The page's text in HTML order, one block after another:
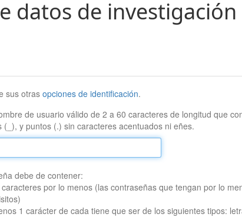
datos de
sus otrasopciones de identificación.
de usuario válido de 2 a 60 caracteres de longitud que
(_), y puntos (.) sin caracteres acentuados ni eñes.
debe de contener:
caracteres por lo menos (las contraseñas que tengan por lo
1 carácter de cada tiene que ser de los siguientes tipos: